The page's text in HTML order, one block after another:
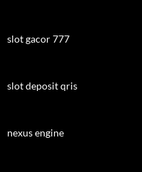
slot gacor 777
slot deposit qris
nexus engine